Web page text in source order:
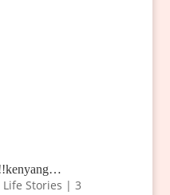
Life Stories | 3